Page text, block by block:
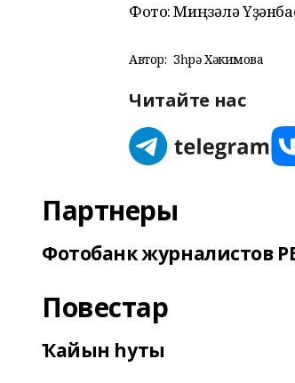
Фото: Миңзәлә
Автор: Зөһрә Хәкимова
Читайте нас
Партнеры
Фотобанк журналистов
Повестар
Ҡайын һуты